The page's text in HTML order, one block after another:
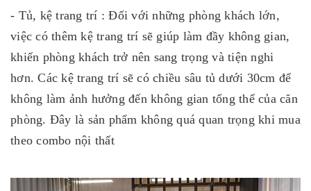
- Tủ, kệ trang trí : Đối với những phòng khách lớn,
việc có thêm kệ trang trí sẽ giúp làm đầy không gian,
khiến phòng khách trở nên sang trọng và tiện nghi
hơn. Các kệ trang trí sẽ có chiều sâu tủ dưới 30cm để
không làm ảnh hưởng đến không gian tổng thể của căn
phòng. Đây là sản phẩm không quá quan trọng khi mua
theo combo nội thất